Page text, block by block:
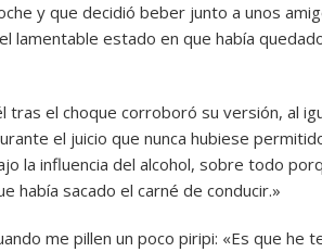
y que decidió beber junto a unos
lamentable estado en que había
tras el choque corroboró su versión, al
el juicio que nunca hubiese
la influencia del alcohol, sobre todo
había sacado el carné de conducir.»
me pillen un poco piripi: «Es que he